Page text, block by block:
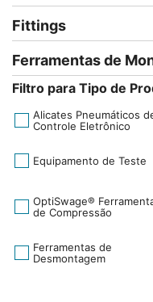
Fittings
Ferramentas de
Filtro para Tipo de
Alicates Pneumáticos
Controle Eletrônico
Equipamento de Teste
OptiSwage®
de Compressão
Ferramentas de
Desmontagem